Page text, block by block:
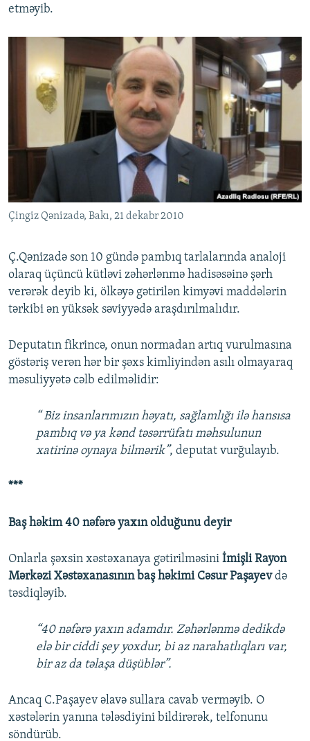
etməyib.
Çingiz Qənizadə, Bakı, 21 dekabr 2010
Ç.Qənizadə son 10 gündə pambıq tarlalarında analoji
olaraq üçüncü kütləvi zəhərlənmə hadisəsəinə şərh
verərək deyib ki, ölkəyə gətirilən kimyəvi maddələrin
tərkibi ən yüksək səviyyədə araşdırılmalıdır.
Deputatın fikrincə, onun normadan artıq vurulmasına
göstəriş verən hər bir şəxs kimliyindən asılı olmayaraq
məsuliyyətə cəlb edilməlidir:
“ Biz insanlarımızın həyatı, sağlamlığı ilə hansısa
pambıq və ya kənd təsərrüfatı məhsulunun
xatirinə oynaya bilmərik”, deputat vurğulayıb.
***
Baş həkim 40 nəfərə yaxın olduğunu deyir
Onlarla şəxsin xəstəxanaya gətirilməsini İmişli Rayon
Mərkəzi Xəstəxanasının baş həkimi Cəsur Paşayevdə
təsdiqləyib.
“40 nəfərə yaxın adamdır. Zəhərlənmə dedikdə
elə bir ciddi şey yoxdur, bi az narahatlıqları var,
bir az da təlaşa düşüblər”.
Ancaq C.Paşayev əlavə sullara cavab verməyib. O
xəstələrin yanına tələsdiyini bildirərək, telfonunu
söndürüb.